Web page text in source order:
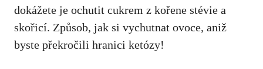
dokážete je‌ ochutit cukrem z kořene stévie⁣ a
skořicí. Způsob, jak si ⁢vychutnat ovoce,​ aniž
byste překročili⁣ hranici ketózy!